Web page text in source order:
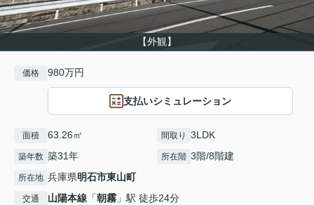
【外観】
価格 980万円
支払いシミュレーション
面積 63.26㎡ 間取り 3LDK
築年数 築31年 所在階 3階/8階建
所在地 兵庫県明石市東山町
交通 山陽本線 「朝霧 」駅 徒歩24分